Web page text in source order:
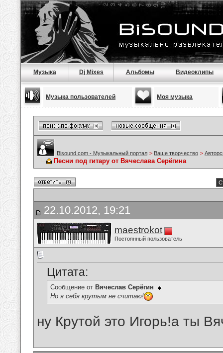
Музыка Dj Mixes Альбомы Видеоклипы
Музыка пользователей Моя музыка
Bisound.com - Музыкальный портал > Ваше творчество >
Песни под гитару от Вячеслава Серёгина
22.10.2012, 19:21
maestrokot
Постоянный пользователь
Цитата:
Сообщение от Вячеслав Серёгин
Но я себя крутым не считаю!
ну Крутой это Игорь!а ты